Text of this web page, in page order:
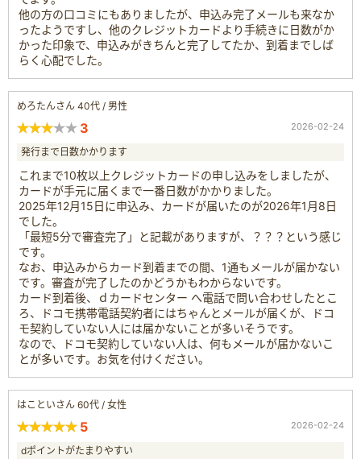
他の方の口コミにもありましたが、申込み完了メールも来なか
ったようですし、他のクレジットカードより手続きに日数がか
かった印象で、申込みがきちんと完了してたか、到着までしば
らく心配でした。
めろたんさん 40代 / 男性
3 2026-02-24
発行まで日数かかります
これまで10枚以上クレジットカードの申し込みをしましたが、
カードが手元に届くまで一番日数がかかりました。
2025年12月15日に申込み、カードが届いたのが2026年1月8日
でした。
「最短5分で審査完了」と記載がありますが、？？？という感じ
です。
なお、申込みからカード到着までの間、1通もメールが届かない
です。審査が完了したのかどうかもわからないです。
カード到着後、ｄカードセンター へ電話で問い合わせしたとこ
ろ、ドコモ携帯電話契約者にはちゃんとメールが届くが、ドコ
モ契約していない人には届かないことが多いそうです。
なので、ドコモ契約していない人は、何もメールが届かないこ
とが多いです。お気を付けください。
はこといさん 60代 / 女性
5 2026-02-24
dポイントがたまりやすい